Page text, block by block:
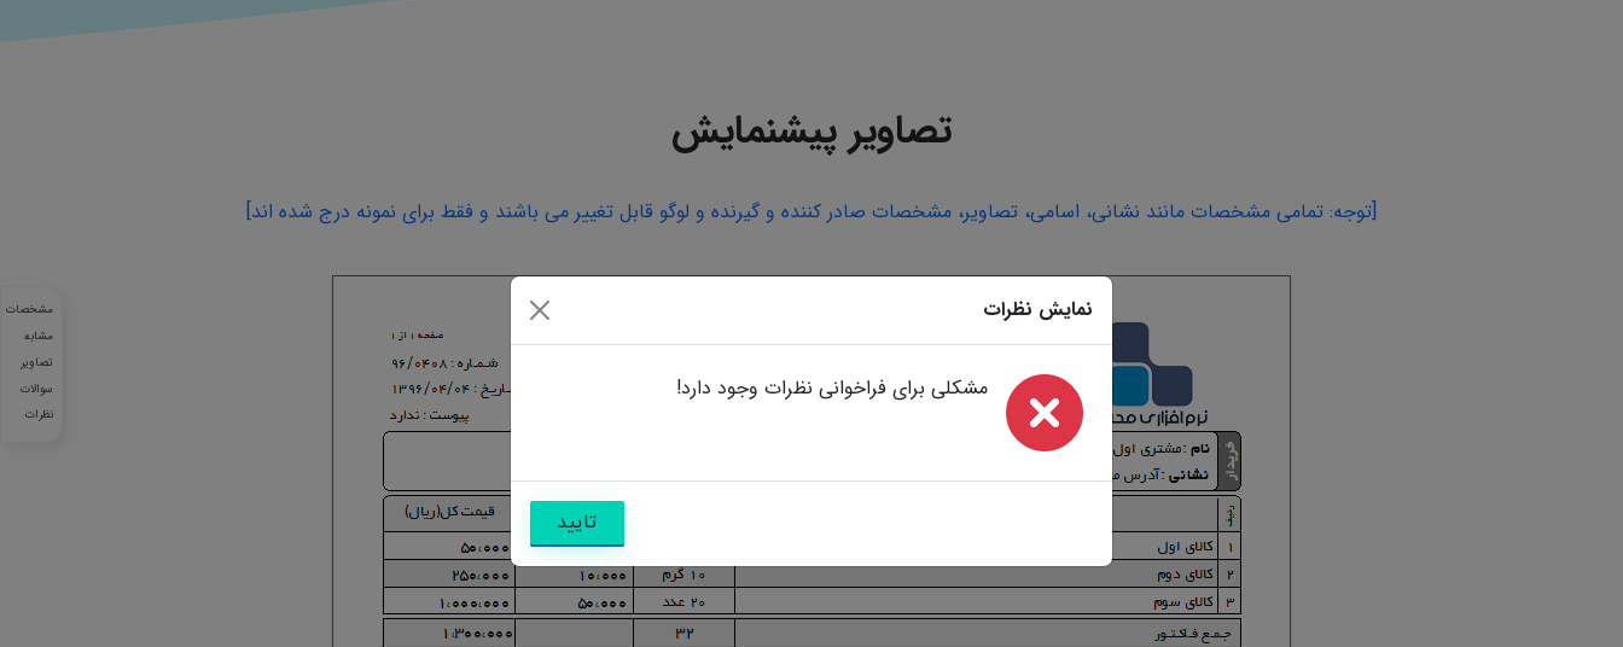
مشخصات
مشابه
تصاویر
سوالات
نظرات
تصاویر پیشنمایش
[توجه: تمامی مشخصات مانند نشانی، اسامی، تصاویر، مشخصات صادر کننده و گیرنده و لوگو قابل تغییر می باشند و فقط برای نمونه درج شده اند]
نمایش نظرات
مشکلی برای فراخوانی نظرات وجود دارد!
تایید